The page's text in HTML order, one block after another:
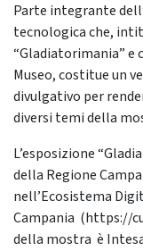
Parte integrante
tecnologica che,
“Gladiatorimania” e
Museo, costitue un
divulgativo per
diversi temi della
L’esposizione
della Regione
nell’Ecosistema
Campania (https://
della mostra è